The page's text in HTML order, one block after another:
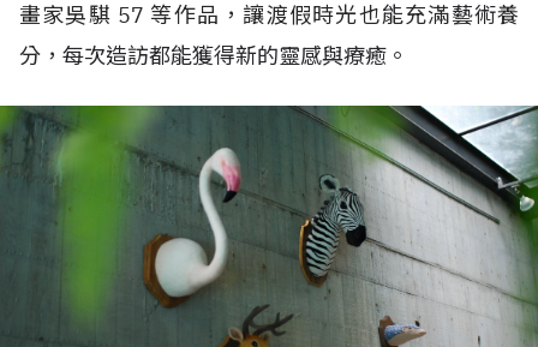
畫家吳騏 57 等作品，讓渡假時光也能充滿藝術養
分，每次造訪都能獲得新的靈感與療癒。